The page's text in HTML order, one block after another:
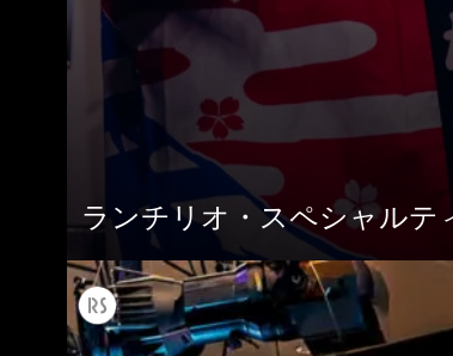
ランチリオ・スペシャルテ